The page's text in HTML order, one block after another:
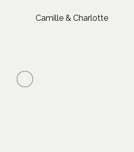
Camille & Charlotte